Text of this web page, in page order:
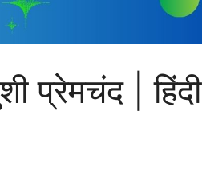
प्रेमचंद | हिंदी